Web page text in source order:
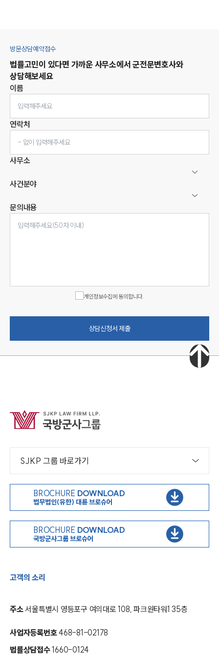
방문상담예약접수
법률고민이 있다면 가까운 사무소에서 군전문변호사와
상담해보세요
이름
연락처
사무소
사건분야
문의내용
개인정보수집에 동의합니다.
상담신청서 제출
SJKP 그룹 바로가기
BROCHURE DOWNLOAD
법무법인(유한) 대륜 브로슈어
BROCHURE DOWNLOAD
국방군사그룹 브로슈어
고객의 소리
주소서울특별시 영등포구 여의대로 108, 파크원타워1 35층
사업자등록번호468-81-02178
법률상담접수1660-0124